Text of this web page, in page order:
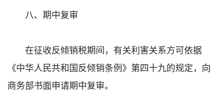
八、期中复审
在征收反倾销税期间，有关利害关系方可依据
《中华人民共和国反倾销条例》第四十九的规定，向
商务部书面申请期中复审。